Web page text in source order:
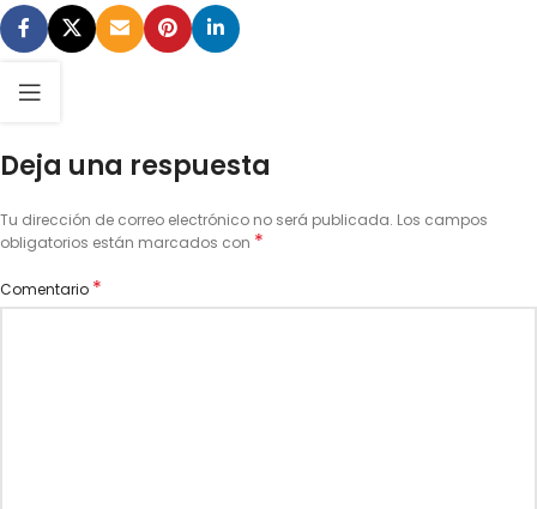
Deja una respuesta
Tu dirección de correo electrónico no será publicada. Los campos
obligatorios están marcados con *
Comentario *